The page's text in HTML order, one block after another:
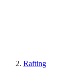
Rafting